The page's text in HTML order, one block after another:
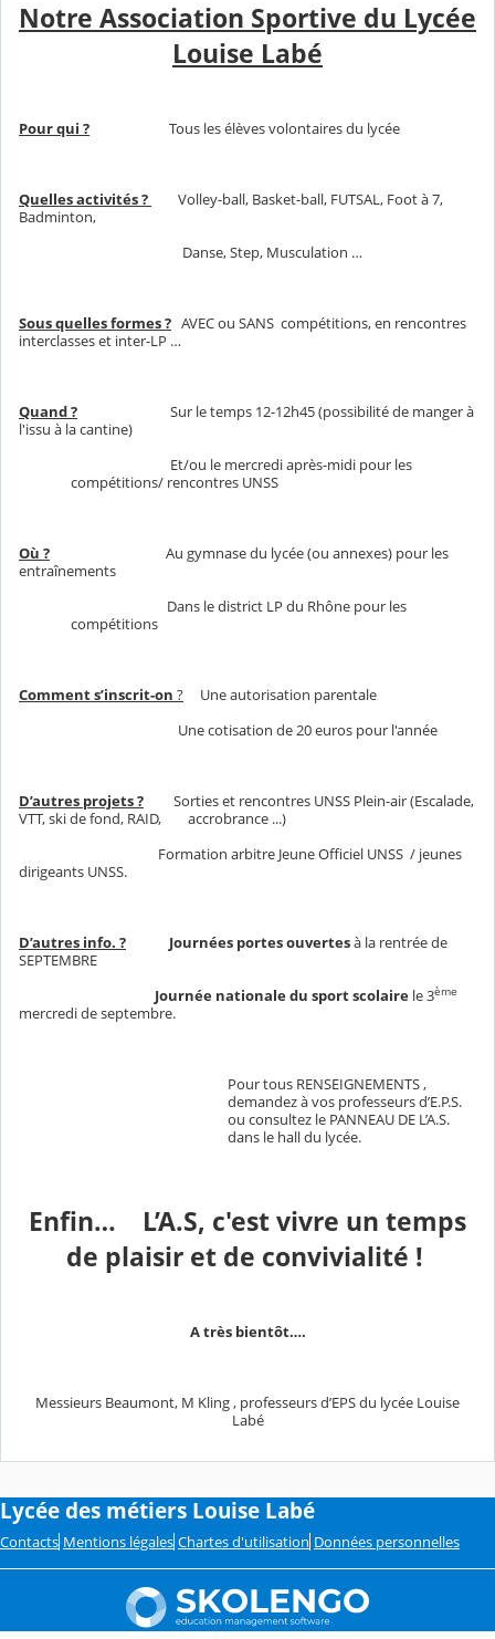
Notre Association Sportive du Lycée
Louise Labé
Pour qui ? Tous les élèves volontaires du lycée
Quelles activités ?
Volley-ball, Basket-ball, FUTSAL, Foot à 7,
Badminton,
Danse, Step, Musculation …
Sous quelles formes ? AVEC ou SANS compétitions, en rencontres
interclasses et inter-LP …
Quand ? Sur le temps 12-12h45 (possibilité de manger à
l'issu à la cantine)
Et/ou le mercredi après-midi pour les
compétitions/ rencontres UNSS
Où ? Au gymnase du lycée (ou annexes) pour les
entraînements
Dans le district LP du Rhône pour les
compétitions
Comment s’inscrit-on ? Une autorisation parentale
Une cotisation de 20 euros pour l'année
D’autres projets ? Sorties et rencontres UNSS Plein-air (Escalade,
VTT, ski de fond, RAID, accrobrance ...)
Formation arbitre Jeune Officiel UNSS / jeunes
dirigeants UNSS.
D’autres info. ? Journées portes ouvertesà la rentrée de
SEPTEMBRE
Journée nationale du sport scolaire le 3ème
mercredi de septembre.
Pour tous RENSEIGNEMENTS ,
demandez à vos professeurs d’E.P.S.
ou consultez le PANNEAU DE L’A.S.
dans le hall du lycée.
Enfin… L’A.S, c'estvivre un temps
de plaisir et de convivialité !
A très bientôt….
Messieurs Beaumont, M Kling , professeurs d’EPS du lycée Louise
Labé
Lycée des métiers Louise Labé
Contacts Mentions légales Chartes d'utilisation Données personnelles